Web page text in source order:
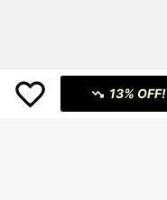
13% OFF!